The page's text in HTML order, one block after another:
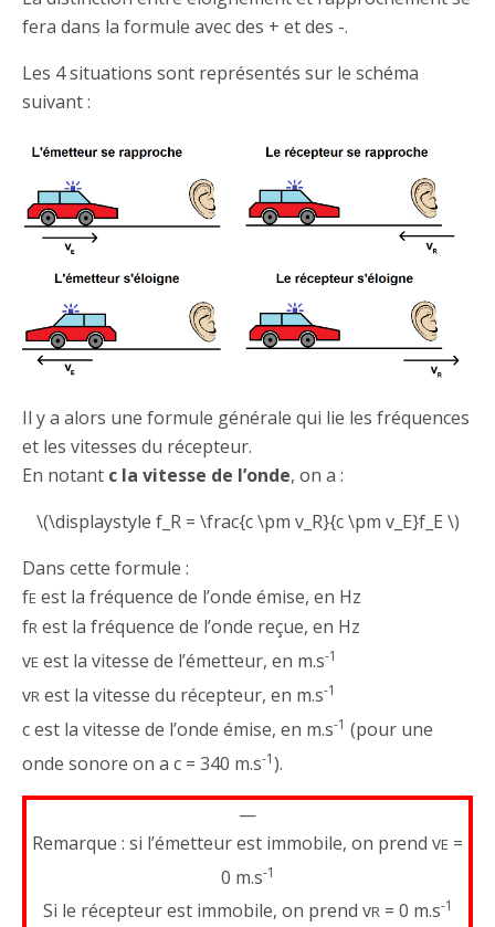
fera dans la formule avec des + et des -.
Les 4 situations sont représentés sur le schéma
suivant :
Il y a alors une formule générale qui lie les fréquences
et les vitesses du récepteur.
En notant c la vitesse de l’onde, on a :
\(\displaystyle f_R = \frac{c \pm v_R}{c \pm v_E}f_E \)
Dans cette formule :
fE est la fréquence de l’onde émise, en Hz
fR est la fréquence de l’onde reçue, en Hz
vE est la vitesse de l’émetteur, en m.s-1
vR est la vitesse du récepteur, en m.s-1
c est la vitesse de l’onde émise, en m.s-1 (pour une
onde sonore on a c = 340 m.s-1).
—
Remarque : si l’émetteur est immobile, on prend vE =
0 m.s-1
Si le récepteur est immobile, on prend vR= 0 m.s-1